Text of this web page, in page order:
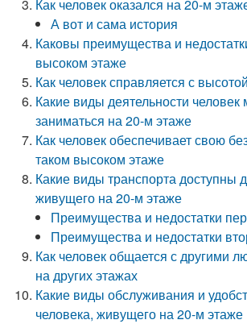
Как человек оказался на 20-м
А вот и сама история
Каковы преимущества и
высоком этаже
Как человек справляется с высотой
Какие виды деятельности человек
заниматься на 20-м этаже
Как человек обеспечивает свою
таком высоком этаже
Какие виды транспорта доступны
живущего на 20-м этаже
Преимущества и недостатки
Преимущества и недостатки
Как человек общается с другими
на других этажах
Какие виды обслуживания и
человека, живущего на 20-м этаже